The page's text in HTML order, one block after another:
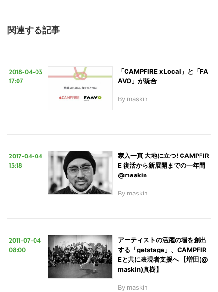
関連する記事
2018-04-03
17:07
「CAMPFIRE x Local」と「FA
AVO」が統合
By maskin
2017-04-04
13:18
家入一真 大地に立つ! CAMPFIR
E 復活から新展開までの一年間
@maskin
By maskin
2011-07-04
08:00
アーティストの活躍の場を創出
する「getstage」、CAMPFIR
Eと共に表現者支援へ 【増田(@
maskin)真樹】
By maskin